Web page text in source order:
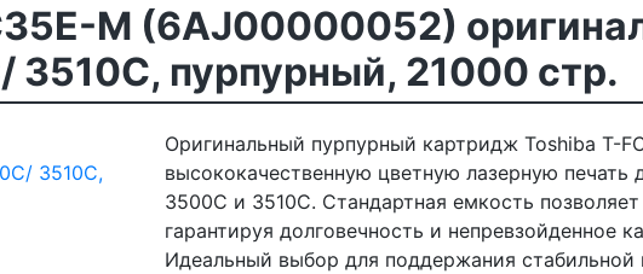
M (6AJ00000052)
пурпурный, 21000 стр.
Оригинальный пурпурный картридж Toshiba T-
высококачественную цветную лазерную
3500C и 3510C. Стандартная емкость
гарантируя долговечность и непревзойденное
Идеальный выбор для поддержания